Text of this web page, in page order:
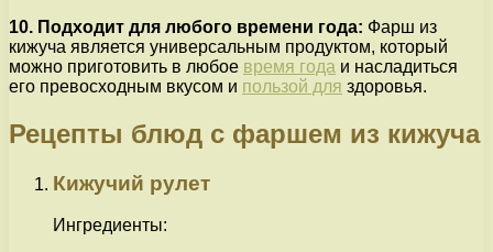
10. Подходит для любого времени года: Фарш из
кижуча является универсальным продуктом, который
можно приготовить в любое время года и насладиться
его превосходным вкусом и пользой для здоровья.
Рецепты блюд с фаршем из кижуча
Кижучий рулет
Ингредиенты: